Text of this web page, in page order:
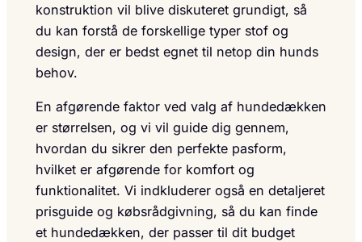
konstruktion vil blive diskuteret grundigt, så
du kan forstå de forskellige typer stof og
design, der er bedst egnet til netop din hunds
behov.
En afgørende faktor ved valg af hundedækken
er størrelsen, og vi vil guide dig gennem,
hvordan du sikrer den perfekte pasform,
hvilket er afgørende for komfort og
funktionalitet. Vi indkluderer også en detaljeret
prisguide og købsrådgivning, så du kan finde
et hundedækken, der passer til dit budget